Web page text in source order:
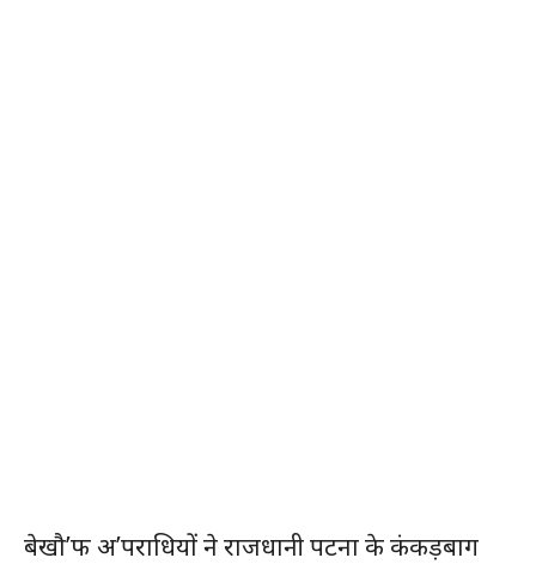
बेखौ’फ अ’पराधियों ने राजधानी पटना के कंकड़बाग